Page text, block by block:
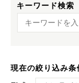
キーワード検索
キーワード検
現在の絞り込み条